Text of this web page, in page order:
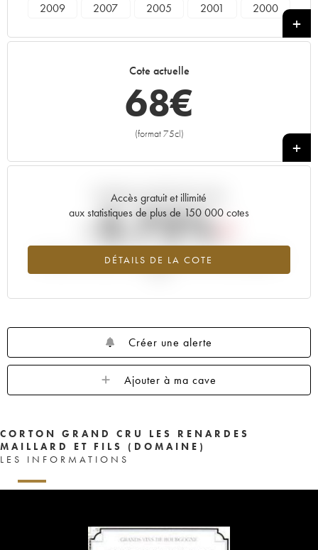
2009
2007 2005 2001
2000
Cote actuelle
68€
(format 75cl)
+
Accès gratuit et illimité
aux statistiques de plus de 150 000 cotes
DÉTAILS DE LA COTE
Tendance actuelle de la cote
-2.72%
Tendance à la baisse du millésime 1998 en 2026 par rapport à
Créer une alerte
Ajouter à ma cave
CORTON GRAND CRU LES RENARDES
MAILLARD ET FILS (DOMAINE)
LES INFORMATIONS